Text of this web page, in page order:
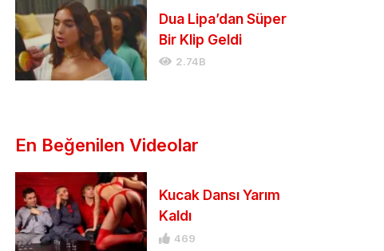
Dua Lipa’dan Süper
Bir Klip Geldi
2.74B
En Beğenilen Videolar
Kucak Dansı Yarım
Kaldı
469